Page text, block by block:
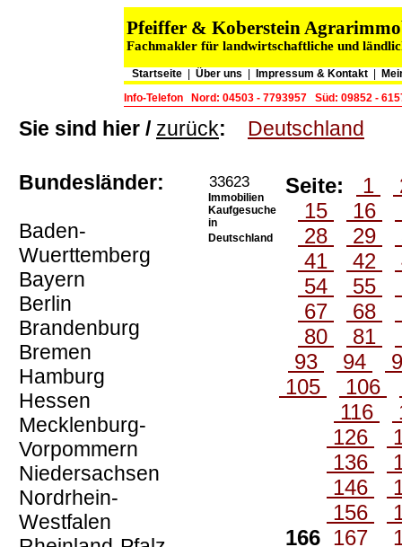
Pfeiffer & Koberstein
Fachmakler für landwirtschaftliche und
Startseite Über uns Impressum & Kontakt
Info-Telefon
Nord: 04503 - 7793957 Süd: 09852 -
Sie sind hier / zurück: Deutschland
Bundesländer:
Baden-
Wuerttemberg
Bayern
Berlin
Brandenburg
Bremen
Hamburg
Hessen
Mecklenburg-
Vorpommern
Niedersachsen
Nordrhein-
Westfalen
33623
Immobilien
Kaufgesuche
in
Deutschland
Seite: 1
15
16
28
29
41
42
54
55
67
68
80
81
93
94
105
106
116
126
136
146
156
166 167